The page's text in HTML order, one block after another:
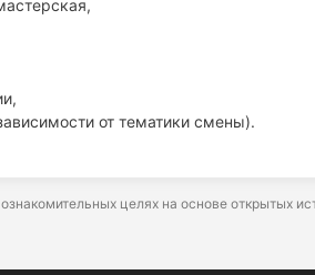
от тематики смены).
целях на основе открытых